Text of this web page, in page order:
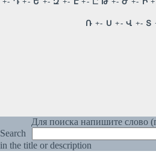
Для поиска напишите слово
Search
in the title or description